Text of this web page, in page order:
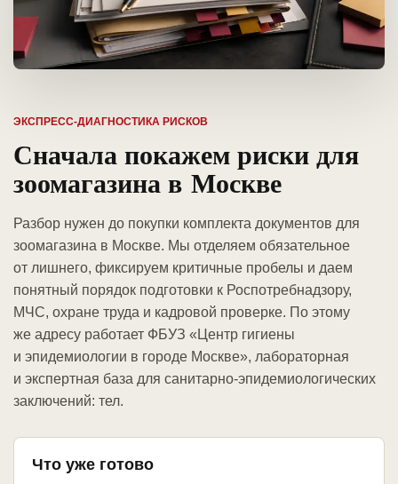
ЭКСПРЕСС-ДИАГНОСТИКА РИСКОВ
Сначала покажем риски для
зоомагазина в Москве
Разбор нужен до покупки комплекта документов для
зоомагазина в Москве. Мы отделяем обязательное
от лишнего, фиксируем критичные пробелы и даем
понятный порядок подготовки к Роспотребнадзору,
МЧС, охране труда и кадровой проверке. По этому
же адресу работает ФБУЗ «Центр гигиены
и эпидемиологии в городе Москве», лабораторная
и экспертная база для санитарно-эпидемиологических
заключений: тел.
Что уже готово